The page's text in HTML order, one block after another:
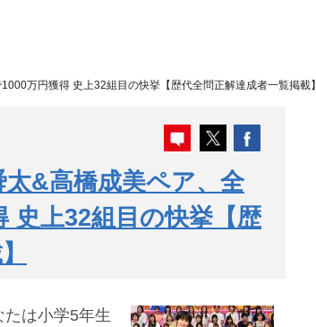
万円獲得 史上32組目の快挙【歴代全問正解達成者一覧掲載】
太&高橋成美ペア、全
史上32組目の快挙【歴
は小学5年生